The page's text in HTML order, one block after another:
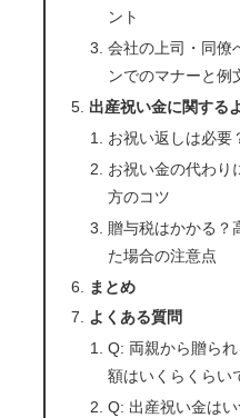
ント
会社の上司・同僚
ンでのマナーと例
出産祝い金に関する
お祝い返しは必要
お祝い金の代わり
方のコツ
贈与税はかかる？
た場合の注意点
まとめ
よくある質問
Q: 両親から贈ら
額はいくらくらい
Q: 出産祝い金は